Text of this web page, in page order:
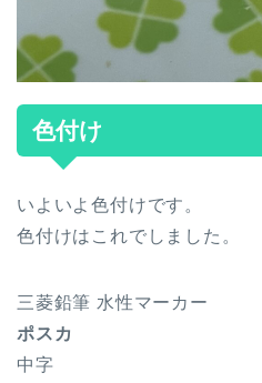
色付け
いよいよ色付けです。
色付けはこれでしました。
三菱鉛筆 水性マーカー
ポスカ
中字